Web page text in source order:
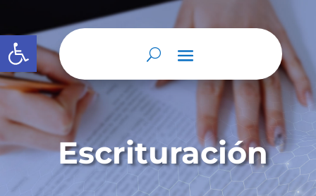
Abrir barra de herramientas
Escrituración